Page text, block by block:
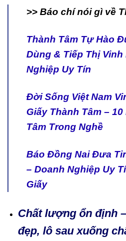
>> Báo chí nói gì về
Thành Tâm Tự Hào
Dùng & Tiếp Thị Vinh
Nghiệp Uy Tín
Đời Sống Việt Nam
Giấy Thành Tâm –
Tâm Trong Nghề
Báo Đồng Nai Đưa
– Doanh Nghiệp Uy
Giấy
Chất lượng ổn định
đẹp, lô sau xuống